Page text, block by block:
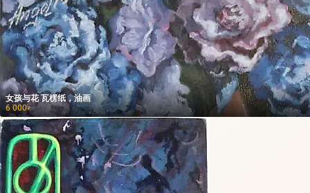
女孩与花 瓦楞纸，油画
6 000₽